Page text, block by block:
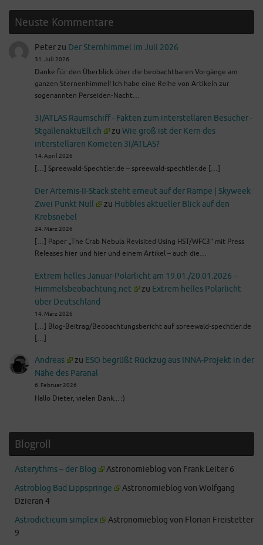
Neuste Kommentare
Peterzu Der Sternhimmel im Juli 2026
31. Juli 2026
Danke für den Überblick über die beobachtbaren Vorgänge am
ganzen Sternenhimmel! Ich habe eine Reihe von Artikeln zur
sogenannten Perseiden-Nacht…
3I/ATLAS Raumschiff - Fakten zum interstellaren Besucher -
StgallenaktuEll.ch
zu Wie groß ist der Kern des
interstellaren Kometen 3I/ATLAS?
14. April 2026
[…] Spreewald-Spechtler.de – spreewald-spechtler.de […]
Der Artemis-II-Stack steht erneut auf der Rampe | Skyweek
Zwei Punkt Null
zu Hubbles aktueller Blick auf den
Krebsnebel
24. März 2026
[…] Paper „The Crab Nebula Revisited Using HST/WFC3“ mit Press
Releases hier und hier und einem Artikel – auch die…
Extrem helles Januar-Polarlicht am 19.01./20.01.2026 –
Himmelsbeobachtung.net
zu Extrem helles Polarlicht
über Deutschland
14. März 2026
[…] Blog-Beitrag/Beobachtungsbericht auf spreewald-spechtler.de
[…]
Andreas zu ESO begrüßt Rückzug aus INNA-Projekt in der
Nähe des Paranal
6. Februar 2026
Hallo Dieter, vielen Dank... :)
Blogroll
Asterythms – der Blog
Astronomieblog von Frank Leiter 6
Astroblog Bad Lippspringe
Astronomieblog von Wolfgang
Dzieran 4
Astrodicticum simplex
Astronomieblog von Florian Freistetter
9